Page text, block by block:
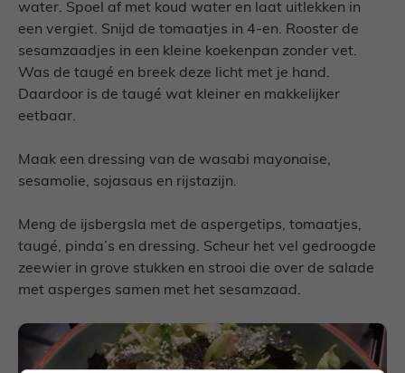
water. Spoel af met koud water en laat uitlekken in
een vergiet. Snijd de tomaatjes in 4-en. Rooster de
sesamzaadjes in een kleine koekenpan zonder vet.
Was de taugé en breek deze licht met je hand.
Daardoor is de taugé wat kleiner en makkelijker
eetbaar.
Maak een dressing van de wasabi mayonaise,
sesamolie, sojasaus en rijstazijn.
Meng de ijsbergsla met de aspergetips, tomaatjes,
taugé, pinda’s en dressing. Scheur het vel gedroogde
zeewier in grove stukken en strooi die over de salade
met asperges samen met het sesamzaad.